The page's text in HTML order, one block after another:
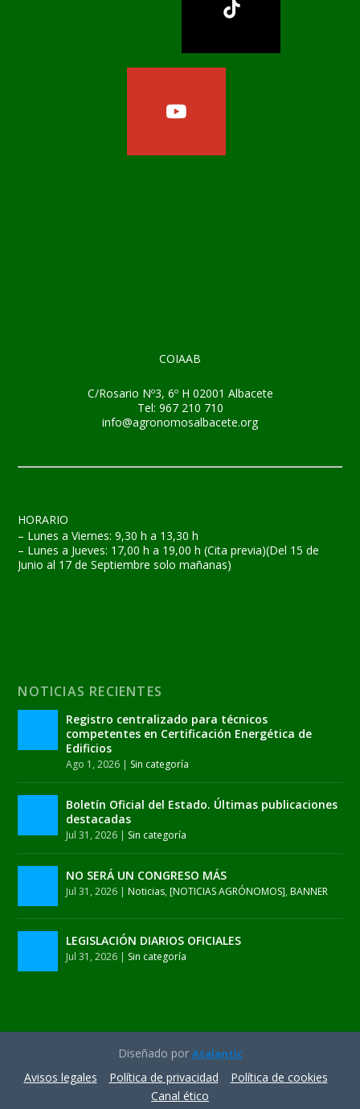
COIAAB
C/Rosario Nº3, 6º H 02001 Albacete
Tel: 967 210 710
info@agronomosalbacete.org
HORARIO
– Lunes a Viernes: 9,30 h a 13,30 h
– Lunes a Jueves: 17,00 h a 19,00 h (Cita previa)(Del 15 de
Junio al 17 de Septiembre solo mañanas)
NOTICIAS RECIENTES
Registro centralizado para técnicos
competentes en Certificación Energética de
Edificios
Ago 1, 2026 | Sin categoría
Boletín Oficial del Estado. Últimas publicaciones
destacadas
Jul 31, 2026 | Sin categoría
NO SERÁ UN CONGRESO MÁS
Jul 31, 2026 |Noticias,[NOTICIAS AGRÓNOMOS],BANNER
LEGISLACIÓN DIARIOS OFICIALES
Jul 31, 2026 | Sin categoría
Diseñado por Atalantic
Avisos legales Política de privacidad
Política de cookies
Canal ético